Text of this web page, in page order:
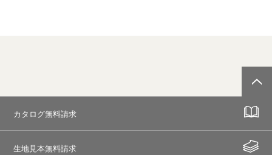
カタログ無料請求
生地見本無料請求